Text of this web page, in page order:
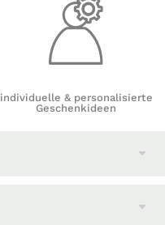
individuelle & personalisierte
Geschenkideen